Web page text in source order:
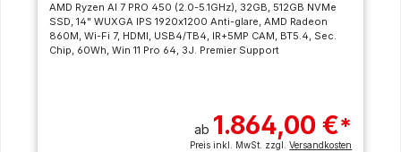
AMD Ryzen AI 7 PRO 450 (2.0-5.1GHz), 32GB, 512GB NVMe
SSD, 14" WUXGA IPS 1920x1200 Anti-glare, AMD Radeon
860M, Wi-Fi 7, HDMI, USB4/TB4, IR+5MP CAM, BT5.4, Sec.
Chip, 60Wh, Win 11 Pro 64, 3J. Premier Support
ab 1.864,00 €*
Preis inkl. MwSt. zzgl.Versandkosten